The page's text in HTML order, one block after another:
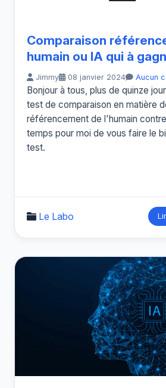
Comparaison
humain ou IA qui à
Jimmy 08 janvier 2024 Aucun
Bonjour à tous, plus de quinze
test de comparaison en matière
référencement de l'humain
temps pour moi de vous faire le
test.
Le Labo